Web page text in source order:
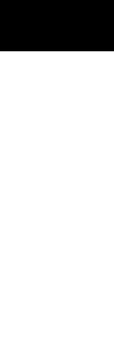
contenuto